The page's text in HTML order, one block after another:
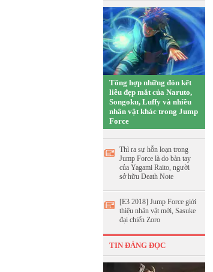
Tổng hợp những đón kết
liễu đẹp mắt của Naruto,
Songoku, Luffy và nhiều
nhân vật khác trong Jump
Force
Thì ra sự hỗn loạn trong
Jump Force là do bàn tay
của Yagami Raito, người
sở hữu Death Note
[E3 2018] Jump Force giới
thiệu nhân vật mới, Sasuke
đại chiến Zoro
TIN ĐÁNG ĐỌC